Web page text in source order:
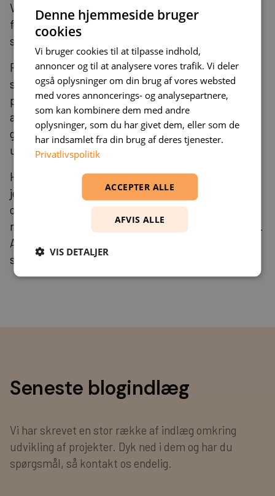
Vores erfaring viser, at virksomheder ser ROI inden
for 3-6 måneder gennem reducerede
supportomkostninger og forbedret brugeroplevelse.
På opstartsmødet stiller vi de nødvendige
spørgsmål, afklarer tekniske muligheder og får styr
på forventningerne. Vi undgår dyre
administrationsudgifter og fokuserer på effektivitet
gennem direkte samarbejde mellem jer og vores
udviklere.
Hvis I overvejer at implementere AI-funktionalitet i
jeres eksisterende systemer, kan vores
og erfaring med moderne frameworks hjælpe jer
med at træffe de rigtige arkitektoniske beslutninger.
Alternativt kan I
specifikke behov og projektomfang.
Seneste blogindlæg
Vi har skrevet en stor række af indlæg omkring
udvikling af projekter. Dyk ned i dem og har du
spørgsmål, så kontakt os endelig.
Denne hjemmeside bruger
cookies
Vi bruger cookies til at tilpasse indhold,
annoncer og til at analysere vores trafik. Vi deler
også oplysninger om din brug af vores websted
med vores annoncerings- og analysepartnere,
som kan kombinere dem med andre
oplysninger, som du har givet dem, eller som de
har indsamlet fra din brug af deres tjenester.
Privatlivspolitik
ACCEPTER ALLE
AFVIS ALLE
VIS DETALJER